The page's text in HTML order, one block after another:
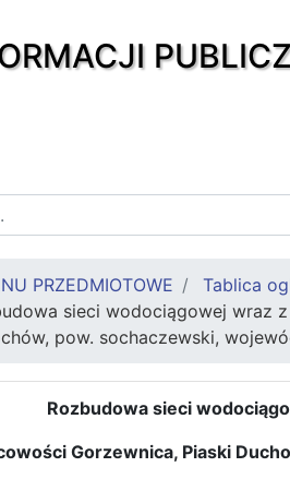
PRZEDMIOTOWE
Tablica
sieci wodociągowej wraz
pow. sochaczewski,
Rozbudowa sieci
Gorzewnica, Piaski